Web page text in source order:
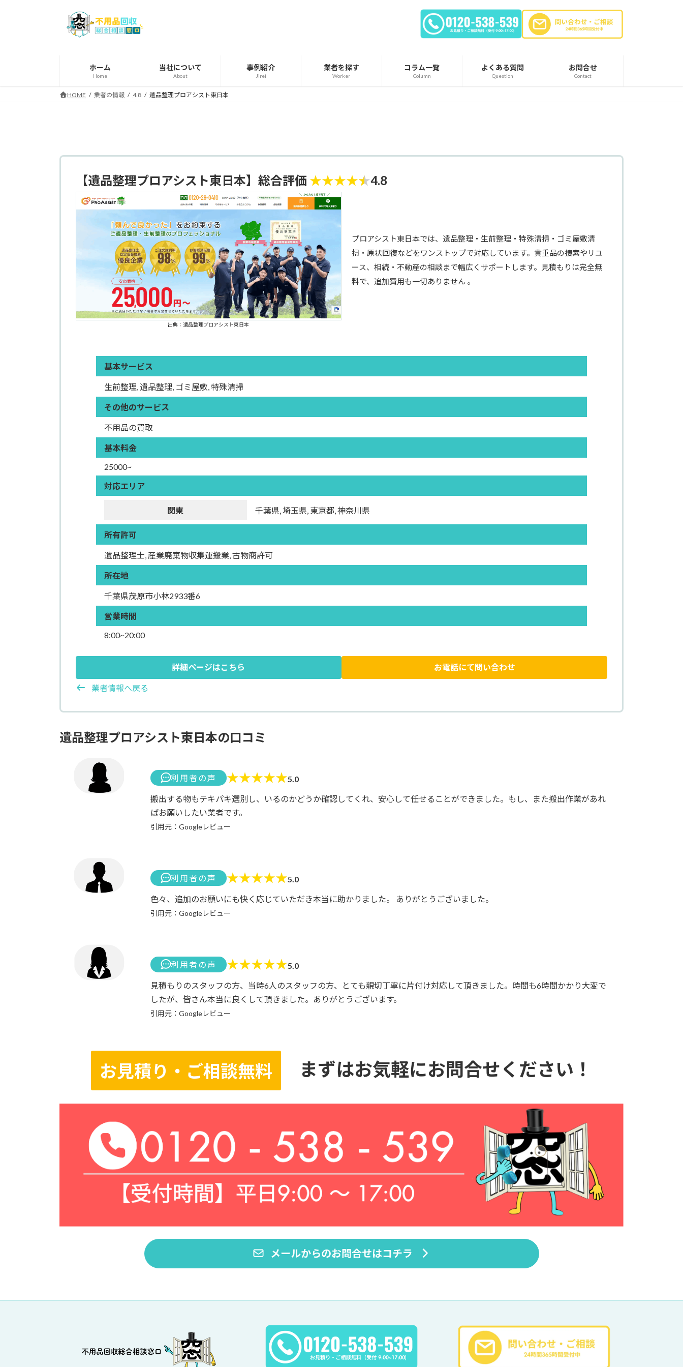
ホーム
Home
当社について
About
事例紹介
Jirei
業者を探す
Worker
コラム一覧
Column
よくある質問
Question
お問合せ
Contact
HOME 業者の情報 4.8 遺品整理プロアシスト東日本
【遺品整理プロアシスト東日本】総合評価 ★★★★★4.8
プロアシスト東日本では、遺品整理・生前整理・特殊清掃・ゴミ屋敷清
掃・原状回復などをワンストップで対応しています。貴重品の捜索やリユ
ース、相続・不動産の相談まで幅広くサポートします。見積もりは完全無
料で、追加費用も一切ありません 。
出典：遺品整理プロアシスト東日本
基本サービス
生前整理, 遺品整理, ゴミ屋敷, 特殊清掃
その他のサービス
不用品の買取
基本料金
25000~
対応エリア
関東 千葉県, 埼玉県, 東京都, 神奈川県
所有許可
遺品整理士, 産業廃棄物収集運搬業, 古物商許可
所在地
千葉県茂原市小林2933番6
営業時間
8:00~20:00
詳細ページはこちら お電話にて問い合わせ
業者情報へ戻る
遺品整理プロアシスト東日本の口コミ
利用者の声 ★★★★★5.0
搬出する物もテキパキ選別し、いるのかどうか確認してくれ、安心して任せることができました。もし、また搬出作業があれ
ばお願いしたい業者です。
引用元：Googleレビュー
利用者の声 ★★★★★5.0
色々、追加のお願いにも快く応じていただき本当に助かりました。 ありがとうございました。
引用元：Googleレビュー
利用者の声 ★★★★★5.0
見積もりのスタッフの方、当時6人のスタッフの方、とても親切丁寧に片付け対応して頂きました。時間も6時間かかり大変で
したが、皆さん本当に良くして頂きました。ありがとうございます。
引用元：Googleレビュー
お見積り・ご相談無料 まずはお気軽にお問合せください！
メールからのお問合せはコチラ